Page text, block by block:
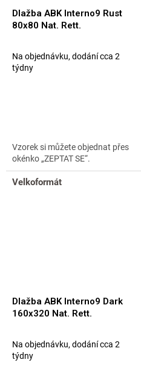
Dlažba ABK Interno9 Rust
80x80 Nat. Rett.
Na objednávku, dodání cca 2
týdny
Vzorek si můžete objednat přes
okénko „ZEPTAT SE“.
Velkoformát
Dlažba ABK Interno9 Dark
160x320 Nat. Rett.
Na objednávku, dodání cca 2
týdny